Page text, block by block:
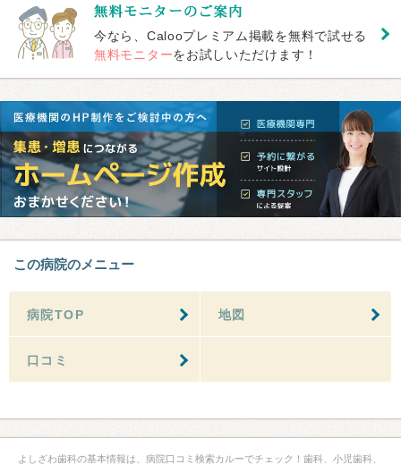
今なら、Calooプレミアム掲載を無料で試せる
無料モニターをお試しいただけます！
この病院のメニュー
病院TOP 地図
口コミ
よしざわ歯科の基本情報は、病院口コミ検索カルーでチェック！歯科、小児歯科、